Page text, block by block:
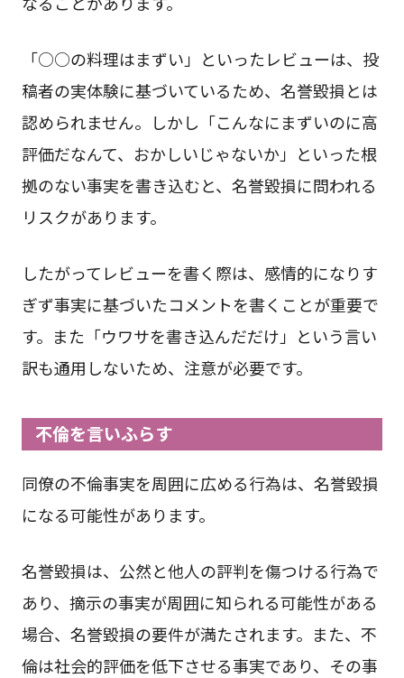
「○○の料理はまずい」といったレビューは、投
稿者の実体験に基づいているため、名誉毀損とは
認められません。しかし「こんなにまずいのに高
評価だなんて、おかしいじゃないか」といった根
拠のない事実を書き込むと、名誉毀損に問われる
リスクがあります。
したがってレビューを書く際は、感情的になりす
ぎず事実に基づいたコメントを書くことが重要で
す。また「ウワサを書き込んだだけ」という言い
訳も通用しないため、注意が必要です。
不倫を言いふらす
同僚の不倫事実を周囲に広める行為は、名誉毀損
になる可能性があります。
名誉毀損は、公然と他人の評判を傷つける行為で
あり、摘示の事実が周囲に知られる可能性がある
場合、名誉毀損の要件が満たされます。また、不
倫は社会的評価を低下させる事実であり、その事